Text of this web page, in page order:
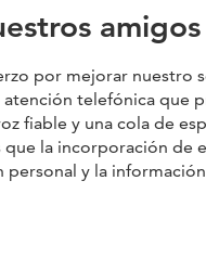
por mejorar nuestro
telefónica que
fiable y una cola de
que la incorporación de
personal y la